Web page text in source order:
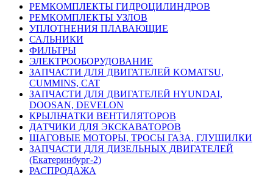
РЕМКОМПЛЕКТЫ ГИДРОЦИЛИНДРОВ
РЕМКОМПЛЕКТЫ УЗЛОВ
УПЛОТНЕНИЯ ПЛАВАЮЩИЕ
САЛЬНИКИ
ФИЛЬТРЫ
ЭЛЕКТРООБОРУДОВАНИЕ
ЗАПЧАСТИ ДЛЯ ДВИГАТЕЛЕЙ KOMATSU,
CUMMINS, CAT
ЗАПЧАСТИ ДЛЯ ДВИГАТЕЛЕЙ HYUNDAI,
DOOSAN, DEVELON
КРЫЛЬЧАТКИ ВЕНТИЛЯТОРОВ
ДАТЧИКИ ДЛЯ ЭКСКАВАТОРОВ
ШАГОВЫЕ МОТОРЫ, ТРОСЫ ГАЗА, ГЛУШИЛКИ
ЗАПЧАСТИ ДЛЯ ДИЗЕЛЬНЫХ ДВИГАТЕЛЕЙ
(Екатеринбург-2)
РАСПРОДАЖА